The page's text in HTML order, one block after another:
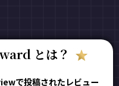
とは？
で投稿されたレビュー